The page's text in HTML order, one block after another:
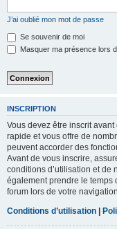
J’ai oublié mon mot de passe
Se souvenir de moi
Masquer ma présence lors
INSCRIPTION
Vous devez être inscrit
rapide et vous offre de
peuvent accorder des
Avant de vous inscrire,
conditions d’utilisation et de
également prendre le temps
forum lors de votre navigation.
Conditions d’utilisation |